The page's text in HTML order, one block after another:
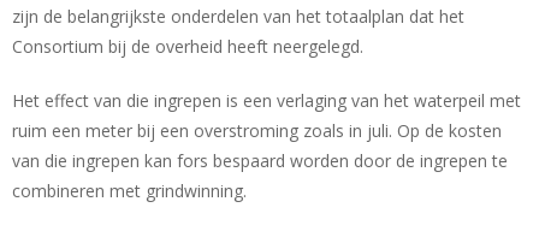
zijn de belangrijkste onderdelen van het totaalplan dat het
Consortium bij de overheid heeft neergelegd.
Het effect van die ingrepen is een verlaging van het waterpeil met
ruim een meter bij een overstroming zoals in juli. Op de kosten
van die ingrepen kan fors bespaard worden door de ingrepen te
combineren met grindwinning.